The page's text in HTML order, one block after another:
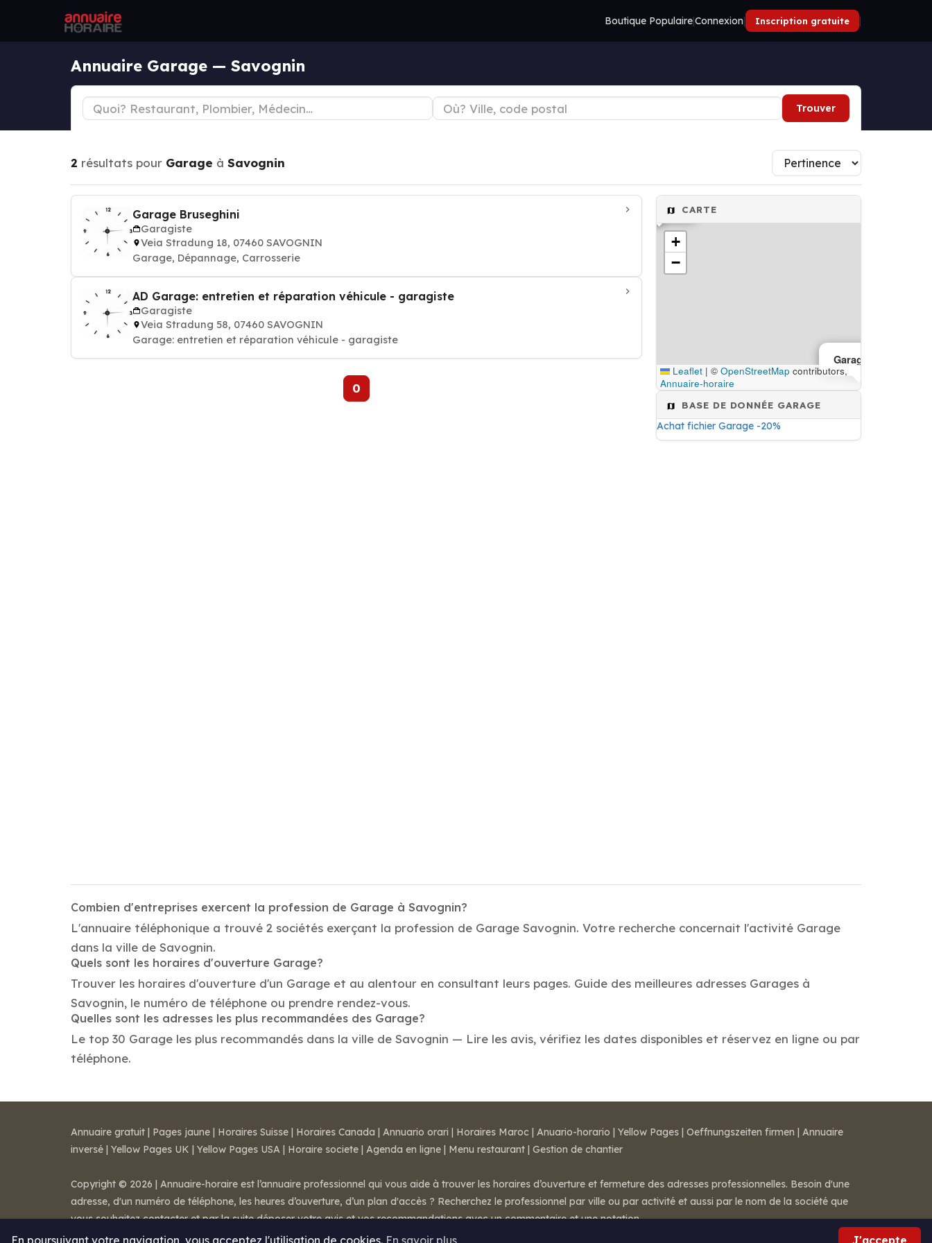
Boutique Populaire|Connexion| Inscription gratuite |
Annuaire Garage — Savognin
Trouver
2 résultats pour Garage à Savognin
Garage Bruseghini
Garagiste
Veia Stradung 18, 07460 SAVOGNIN
Garage, Dépannage, Carrosserie
AD Garage: entretien et réparation véhicule - garagiste
Garagiste
Veia Stradung 58, 07460 SAVOGNIN
Garage: entretien et réparation véhicule - garagiste
0
CARTE
Garagiste
Garagiste
+
−
Leaflet | © OpenStreetMap contributors,
Annuaire-horaire
BASE DE DONNÉE GARAGE
Achat fichier Garage -20%
Combien d'entreprises exercent la profession de Garage à Savognin?
L'annuaire téléphonique a trouvé 2 sociétés exerçant la profession de Garage Savognin. Votre recherche concernait l'activité Garage
dans la ville de Savognin.
Quels sont les horaires d'ouverture Garage?
Trouver les horaires d'ouverture d'un Garage et au alentour en consultant leurs pages. Guide des meilleures adresses Garages à
Savognin, le numéro de téléphone ou prendre rendez-vous.
Quelles sont les adresses les plus recommandées des Garage?
Le top 30 Garage les plus recommandés dans la ville de Savognin — Lire les avis, vérifiez les dates disponibles et réservez en ligne ou par
téléphone.
En poursuivant votre navigation, vous acceptez l'utilisation de cookies. En savoir plus J'accepte
Annuaire gratuit | Pages jaune | Horaires Suisse | Horaires Canada | Annuario orari | Horaires Maroc | Anuario-horario | Yellow Pages | Oeffnungszeiten firmen | Annuaire
inversé | Yellow Pages UK | Yellow Pages USA | Horaire societe | Agenda en ligne | Menu restaurant | Gestion de chantier
Copyright © 2026 | Annuaire-horaire est l’annuaire professionnel qui vous aide à trouver les horaires d’ouverture et fermeture des adresses professionnelles. Besoin d'une
adresse, d'un numéro de téléphone, les heures d’ouverture, d’un plan d'accès ? Recherchez le professionnel par ville ou par activité et aussi par le nom de la société que
vous souhaitez contacter et par la suite déposer votre avis et vos recommandations avec un commentaire et une notation.
Mentions légales-Conditions de ventes- Contact